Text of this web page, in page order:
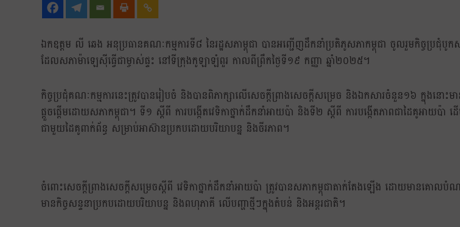
ឯកឧត្តម លី ឆេង អនុប្រធានគណៈកម្មការទី៨ នៃរដ្ឋសភាម្ពុជា បានអញ្ជើញដឹកនាំប្រតិភូសភាកម្ពុជា ចូលរួមកិច្ចប្រជុំ
ដែលសភាម៉ាឡេស៊ីធ្វើជាម្ចាស់ផ្ទះ នៅទីក្រុងកូឡាឡំពួរ កាលពីព្រឹកថ្ងៃទី១៩ កញ្ញា ឆ្នាំ២០២៥។
កិច្ចប្រជុំគណៈកម្មការនេះត្រូវបានរៀបចំ និងបានពិភាក្សាលើសេចក្តីព្រាងសេចក្តីសម្រេច និងឯកសារចំនួន១៦ ក្នុងនោះ
ផ្តួចផ្តើមដោយសភាកម្ពុជា។ ទី១ ស្តីពី ការបង្កើតវេទិកាថ្នាក់ដឹកនាំអាយប៉ា និងទី២ ស្តីពី ការបង្កើតភាពជាដៃគូអាយប៉
ជាមួយដៃគូពាក់ព័ន្ធ សម្រាប់អាស៊ានប្រកបដោយបរិយាបន្ន និងចីរភាព។
ចំពោះសេចក្តីព្រាងសេចក្តីសម្រេចស្តីពី វេទិកាថ្នាក់ដឹកនាំអាយប៉ា ត្រូវបានសភាកម្ពុជាតាក់តែងឡើង ដោយមានគោលបំ
មានកិច្ចសន្ទនាប្រកបដោយបរិយាបន្ន និងពហុភាគី លើបញ្ហាថ្មីៗក្នុងតំបន់ និងអន្តរជាតិ។